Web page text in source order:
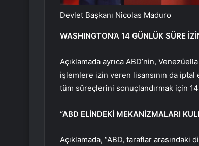
Devlet Başkanı Nicolas Maduro
WASHINGTON’A 14 GÜNLÜK SÜRE
Açıklamada ayrıca ABD’nin,
işlemlere izin veren lisansının da
tüm süreçlerini sonuçlandırmak için
“ABD ELİNDEKİ MEKANİZMALARI
Açıklamada, “ABD, taraflar